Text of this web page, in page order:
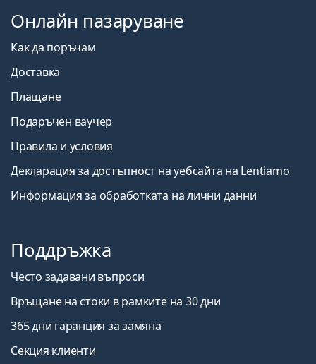
Онлайн пазаруване
Как да поръчам
Доставка
Плащане
Подаръчен ваучер
Правила и условия
Декларация за достъпност на уебсайта на Lentiamo
Информация за обработката на лични данни
Поддръжка
Често задавани въпроси
Връщане на стоки в рамките на 30 дни
365 дни гаранция за замяна
Секция клиенти